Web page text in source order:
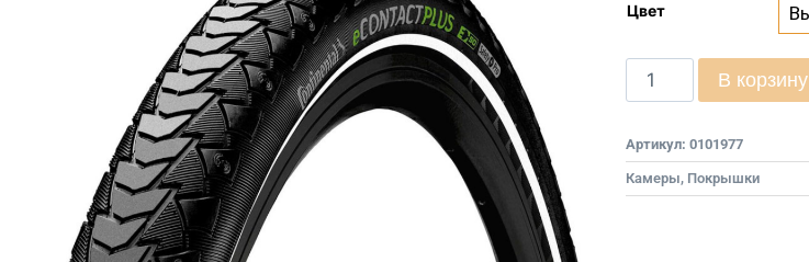
Цвет
В корзину
Артикул: 0101977
Камеры, Покрышки